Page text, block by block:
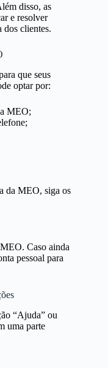
disso, as
e resolver
dos clientes.
que seus
optar por:
MEO;
da MEO, siga os
Caso ainda
pessoal para
“Ajuda” ou
uma parte